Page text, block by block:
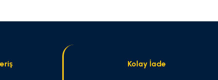
Kolay İade